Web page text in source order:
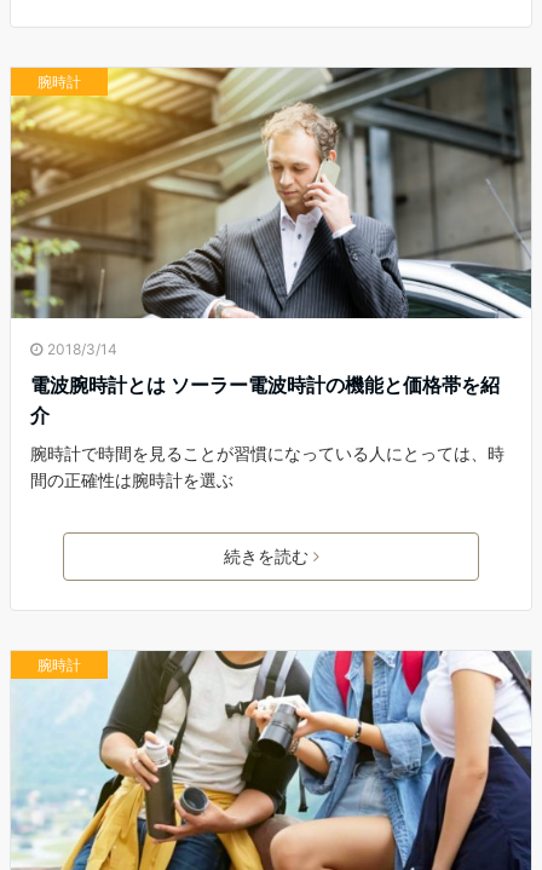
腕時計
2018/3/14
電波腕時計とは ソーラー電波時計の機能と価格帯を紹
介
腕時計で時間を見ることが習慣になっている人にとっては、時
間の正確性は腕時計を選ぶ
続きを読む
腕時計